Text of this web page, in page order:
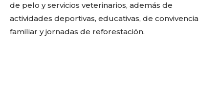
de pelo y servicios veterinarios, además de
actividades deportivas, educativas, de convivencia
familiar y jornadas de reforestación.